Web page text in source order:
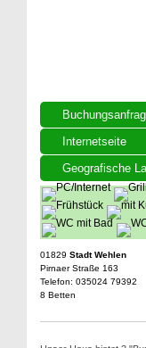
Internetseite
Geografische
01829 Stadt Wehlen
Pirnaer Straße 163
Telefon: 035024 79392
8 Betten